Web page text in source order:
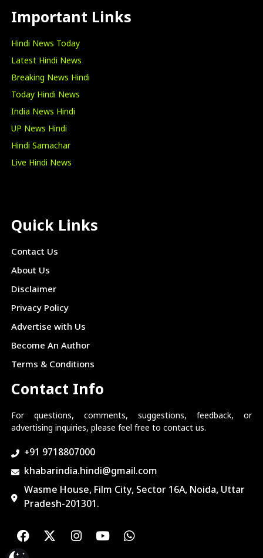
Important Links
Hindi News Today
Latest Hindi News
Breaking News Hindi
Today Hindi News
India News Hindi
UP News Hindi
Hindi Samachar
Live Hindi News
Quick Links
Contact Us
About Us
Disclaimer
Privacy Policy
Advertise with Us
Become An Author
Terms & Conditions
Contact Info
For questions, comments, suggestions, feedback, or
advertising inquiries, please feel free to contact us.
+91 9718807000
khabarindia.hindi@gmail.com
Wasme House, Film City, Sector 16A, Noida, Uttar
Pradesh-201301.